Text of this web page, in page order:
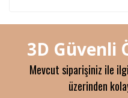
3D Güvenli
Mevcut siparişiniz ile
üzerinden